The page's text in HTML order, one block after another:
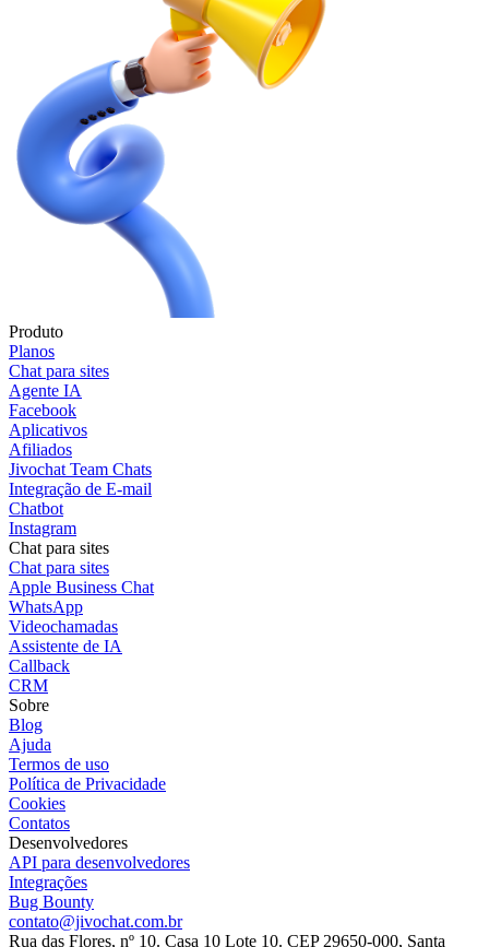
Produto
Planos
Chat para sites
Agente IA
Facebook
Aplicativos
Afiliados
Jivochat Team Chats
Integração de E-mail
Chatbot
Instagram
Chat para sites
Chat para sites
Apple Business Chat
WhatsApp
Videochamadas
Assistente de IA
Callback
CRM
Sobre
Blog
Ajuda
Termos de uso
Política de Privacidade
Cookies
Contatos
Desenvolvedores
API para desenvolvedores
Integrações
Bug Bounty
contato@jivochat.com.br
Rua das Flores, nº 10. Casa 10 Lote 10. CEP 29650-000, Santa